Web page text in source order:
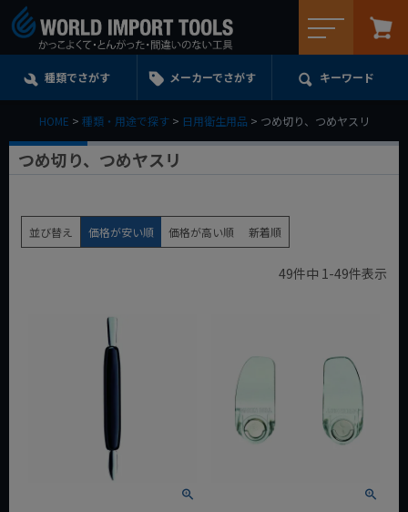
種類でさがす メーカーでさがす キーワード
HOME 種類・用途で探す 日用衛生用品 つめ切り、つめヤスリ
つめ切り、つめヤスリ
並び替え 価格が安い順 価格が高い順 新着順
49件中 1-49件表示